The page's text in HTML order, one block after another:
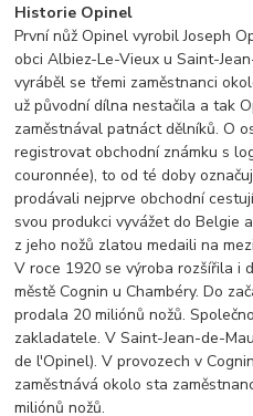
Historie Opinel
První nůž Opinel vyrobil Joseph
obci Albiez-Le-Vieux u Saint-
vyráběl se třemi zaměstnanci
už původní dílna nestačila a tak
zaměstnával patnáct dělníků. O
registrovat obchodní známku s
couronnée), to od té doby
prodávali nejprve obchodní
svou produkci vyvážet do Belgie
z jeho nožů zlatou medaili na
V roce 1920 se výroba rozšířila i
městě Cognin u Chambéry. Do
prodala 20 miliónů nožů.
zakladatele. V Saint-Jean-de-
de l'Opinel). V provozech v
zaměstnává okolo sta
miliónů nožů.